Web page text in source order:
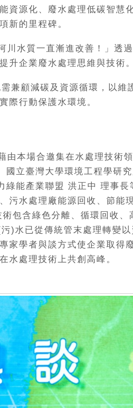
資源化、廢水處理低碳智慧
新的里程碑。
川水質一直漸進改善！」透
升企業廢水處理思維與技術。
兼顧減碳及資源循環，以維
際行動保護水環境。
本場合邀集在水處理技術
立臺灣大學環境工程學研
能產業聯盟 洪正中 理事長
污水處理廠能源回收、節能
包含綠色分離、循環回收、
)水已從傳統管末處理轉變以
家學者與談方式使企業取得
水處理技術上共創高峰。